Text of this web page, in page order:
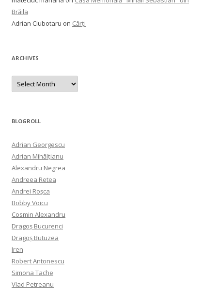
Brăila
Adrian Ciubotaru on Cărți
ARCHIVES
Archives
BLOGROLL
Adrian Georgescu
Adrian Mihălțianu
Alexandru Negrea
Andreea Retea
Andrei Roșca
Bobby Voicu
Cosmin Alexandru
Dragoș Bucurenci
Dragoș Butuzea
Iren
Robert Antonescu
Simona Tache
Vlad Petreanu